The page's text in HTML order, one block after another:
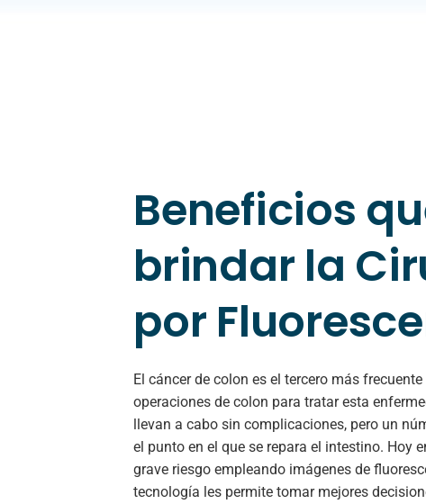
Beneficios
brindar la
por
El cáncer de colon es el tercero más
operaciones de colon para tratar esta
llevan a cabo sin complicaciones, pero un
el punto en el que se repara el intestino. Hoy
grave riesgo empleando imágenes de
tecnología les permite tomar mejores